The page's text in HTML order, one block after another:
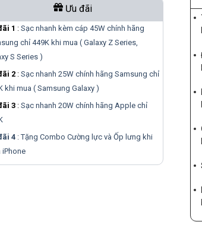
Ưu đãi
1 : Sạc nhanh kèm cáp 45W chính hãng
chỉ 449K khi mua ( Galaxy Z Series,
S Series )
2: Sạc nhanh 25W chính hãng Samsung chỉ
khi mua ( Samsung Galaxy )
3: Sạc nhanh 20W chính hãng Apple chỉ
4: Tặng Combo Cường lực và Ốp lưng khi
iPhone